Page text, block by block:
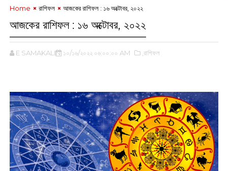
Home রাশিফল আজকের রাশিফল : ১৬ অক্টোবর, ২০২২
আজকের রাশিফল : ১৬ অক্টোবর, ২০২২
E SAMAKALIN ১০/১৬/২০২২ ০৬:০০:০০ AM ,রাশিফল